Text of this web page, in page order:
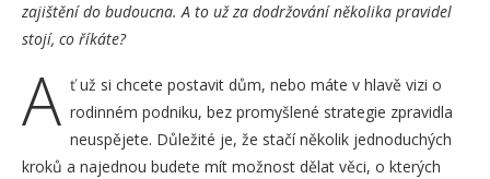
zajištění do budoucna. A to už za dodržování několika pravidel
stojí, co říkáte?
A ť už si chcete postavit dům, nebo máte v hlavě vizi o
rodinném podniku, bez promyšlené strategie zpravidla
neuspějete. Důležité je, že stačí několik jednoduchých
kroků a najednou budete mít možnost dělat věci, o kterých